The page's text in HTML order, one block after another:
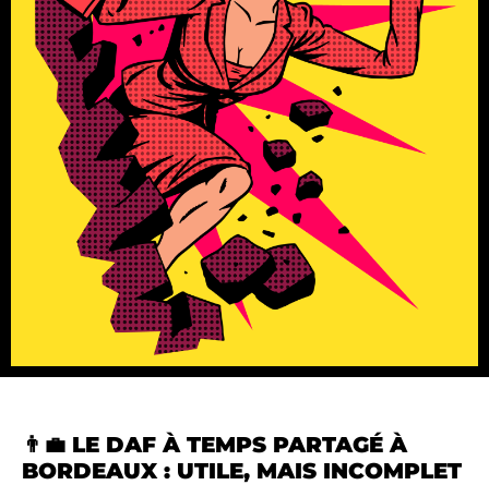
👨‍💼 LE DAF À TEMPS PARTAGÉ À
BORDEAUX : UTILE, MAIS INCOMPLET